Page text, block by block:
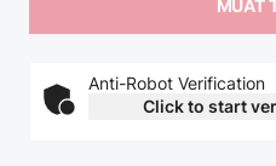
Anti-Robot Verification
Click to start